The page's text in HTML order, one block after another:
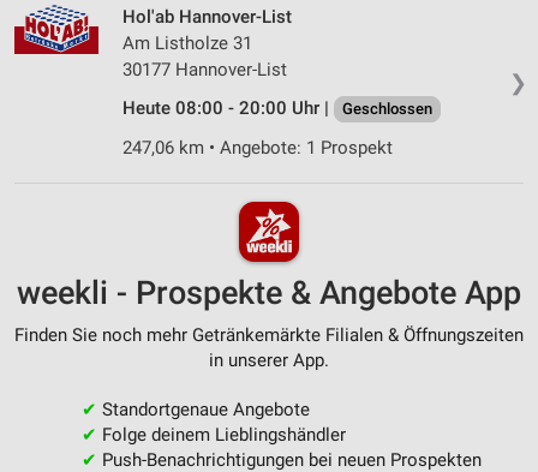
❯
Hol'ab Hannover-List
Am Listholze 31
30177 Hannover-List
Heute 08:00 - 20:00 Uhr |
Geschlossen
247,06 km • Angebote: 1 Prospekt
weekli - Prospekte & Angebote App
Finden Sie noch mehr Getränkemärkte Filialen & Öffnungszeiten
in unserer App.
✔ Standortgenaue Angebote
✔ Folge deinem Lieblingshändler
✔ Push-Benachrichtigungen bei neuen Prospekten